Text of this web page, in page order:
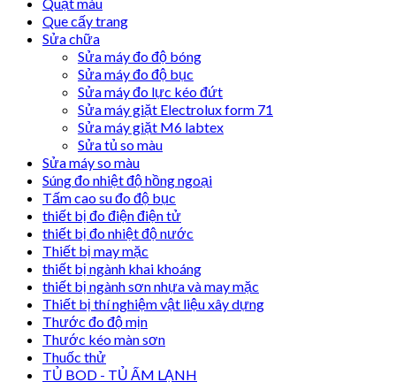
Quạt màu
Que cấy trang
Sửa chữa
Sửa máy đo độ bóng
Sửa máy đo độ bục
Sửa máy đo lực kéo đứt
Sửa máy giặt Electrolux form 71
Sửa máy giặt M6 labtex
Sửa tủ so màu
Sửa máy so màu
Súng đo nhiệt độ hồng ngoại
Tấm cao su đo độ bục
thiết bị đo điện điện tử
thiết bị đo nhiệt độ nước
Thiết bị may mặc
thiết bị ngành khai khoáng
thiết bị ngành sơn nhựa và may mặc
Thiết bị thí nghiệm vật liệu xây dựng
Thước đo độ mịn
Thước kéo màn sơn
Thuốc thử
TỦ BOD - TỦ ẤM LẠNH